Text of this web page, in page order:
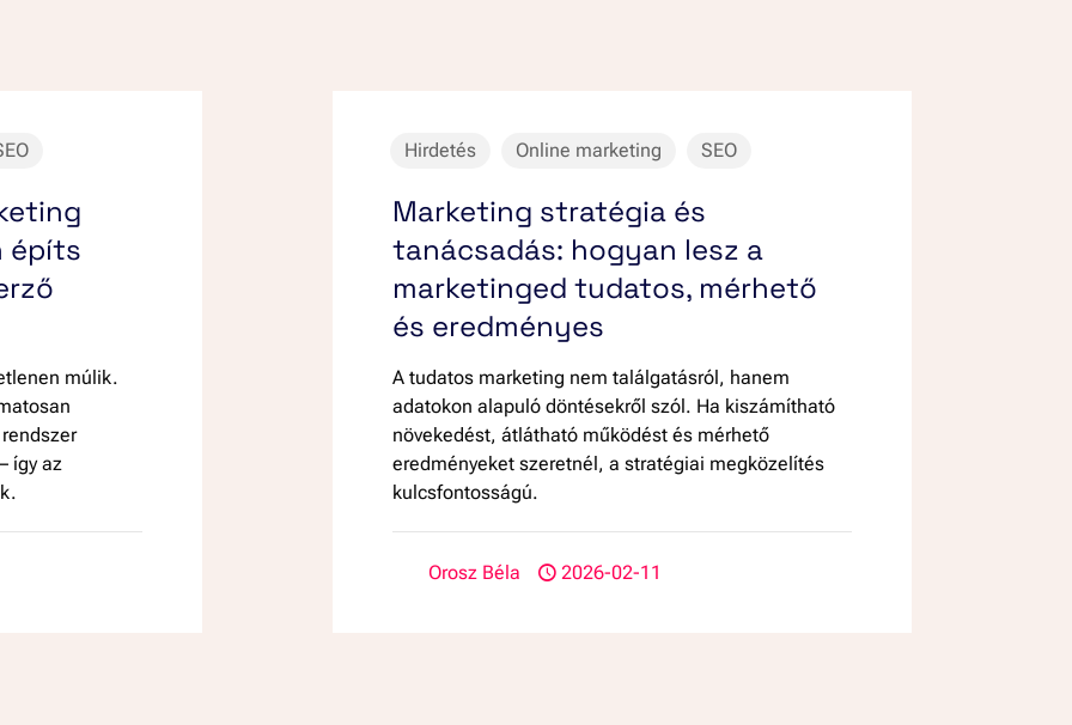
építs
múlik.
így az
Hirdetés Online marketing SEO
Marketing stratégia és
tanácsadás: hogyan lesz a
marketinged tudatos, mérhető
és eredményes
A tudatos marketing nem találgatásról, hanem
adatokon alapuló döntésekről szól. Ha kiszámítható
növekedést, átlátható működést és mérhető
eredményeket szeretnél, a stratégiai megközelítés
kulcsfontosságú.
Orosz Béla 2026-02-11